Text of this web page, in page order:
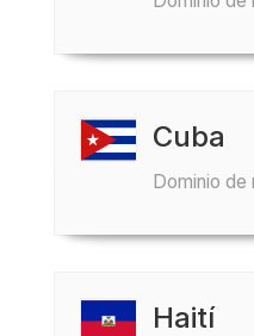
Cuba
Dominio de
Haití